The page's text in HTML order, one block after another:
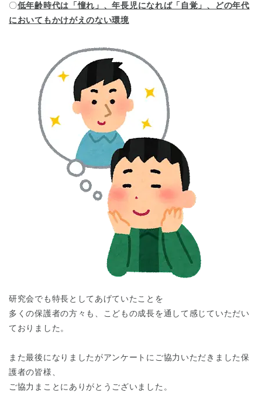
〇低年齢時代は「憧れ」、年長児になれば「自覚」、どの年代
においてもかけがえのない環境
研究会でも特長としてあげていたことを
多くの保護者の方々も、こどもの成長を通して感じていただい
ておりました。
また最後になりましたがアンケートにご協力いただきました保
護者の皆様、
ご協力まことにありがとうございました。